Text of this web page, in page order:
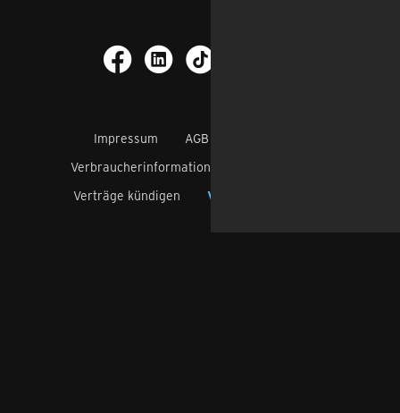
Impressum AGB
Verbraucherinformation
Verträge kündigen
Verträge widerrufen